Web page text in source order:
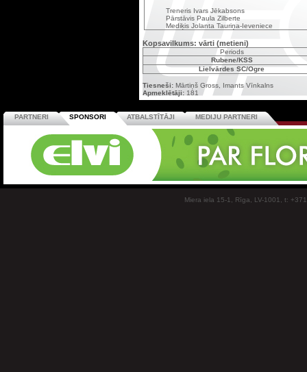
Treneris Ivars Jēkabsons
Pārstāvis Paula Zilberte
Mediķis Jolanta Tauriņa-Ieveniece
Kopsavilkums: vārti (metieni)
Periods
Rubene/KSS
Lielvārdes SC/Ogre
Tiesneši: Mārtiņš Gross, Imants Vīnkalns
Apmeklētāji: 181
PARTNERI SPONSORI ATBALSTĪTĀJI MEDIJU PARTNERI
Miera iela 15-1, Rīga, LV-1001, t: